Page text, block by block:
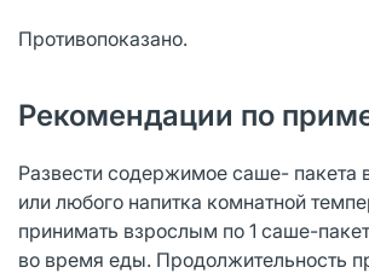
Противопоказано.
Рекомендации по
Развести содержимое саше- пакета
или любого напитка комнатной
принимать взрослым по 1 саше-
во время еды. Продолжительность